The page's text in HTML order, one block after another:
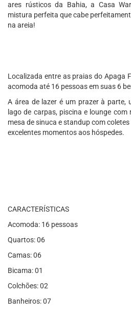
ares rústicos da Bahia, a Casa
mistura perfeita que cabe
na areia!
Localizada entre as praias do Apaga
acomoda até 16 pessoas em suas 6
A área de lazer é um prazer à parte,
lago de carpas, piscina e lounge com
mesa de sinuca e standup com
excelentes momentos aos hóspedes.
CARACTERÍSTICAS
Acomoda: 16 pessoas
Quartos: 06
Camas: 06
Bicama: 01
Colchões: 02
Banheiros: 07